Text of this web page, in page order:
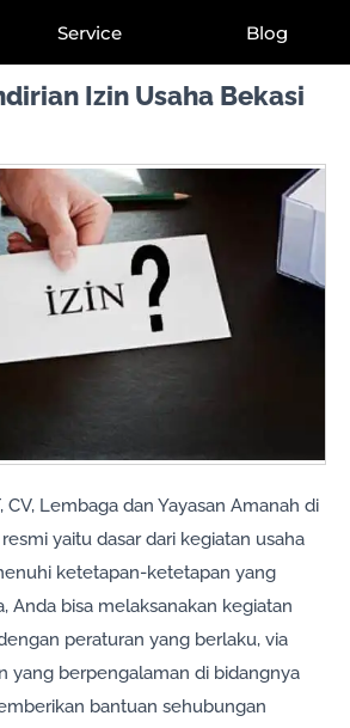
Service Blog
Izin Usaha Bekasi
CV, Lembaga dan Yayasan Amanah di
yaitu dasar dari kegiatan usaha
ketetapan-ketetapan yang
Anda bisa melaksanakan kegiatan
peraturan yang berlaku, via
yang berpengalaman di bidangnya
bantuan sehubungan